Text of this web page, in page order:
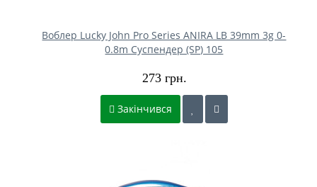
Воблер Lucky John Pro Series ANIRA LB 39mm 3g 0-
0.8m Cуспендер (SP) 105
273 грн.
Закінчився